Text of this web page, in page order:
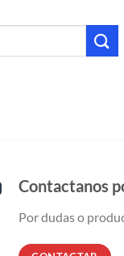
Contactanos
Por dudas o